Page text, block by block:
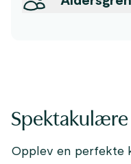
Opplev en perfekte